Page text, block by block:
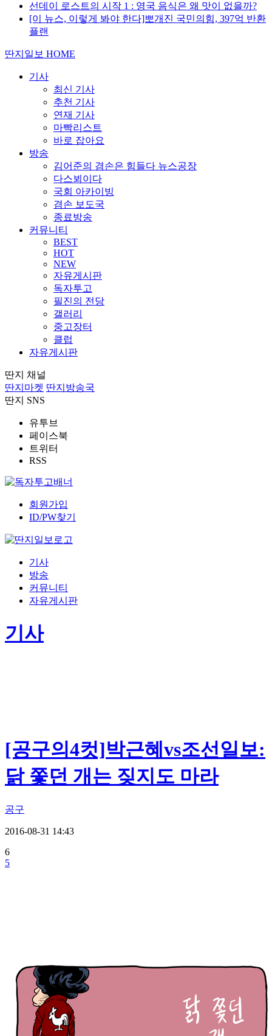
선데이 로스트의 시작 1 : 영국 음식은 왜 맛이 없을까?
[이 뉴스, 이렇게 봐야 한다]뽀개진 국민의힘, 397억 반환
플랜
딴지일보 HOME
기사
최신 기사
추천 기사
연재 기사
마빡리스트
바로 잡아요
방송
김어준의 겸손은 힘들다 뉴스공장
다스뵈이다
국회 아카이빙
겸손 보도국
종료방송
커뮤니티
BEST
HOT
NEW
자유게시판
독자투고
필진의 전당
갤러리
중고장터
클럽
자유게시판
딴지 채널
딴지마켓 딴지방송국
딴지 SNS
유투브
페이스북
트위터
RSS
회원가입
ID/PW찾기
기사
방송
커뮤니티
자유게시판
기사
[공구의4컷]박근혜vs조선일보:
닭 쫓던 개는 짖지도 마라
공구
2016-08-31 14:43
6
5